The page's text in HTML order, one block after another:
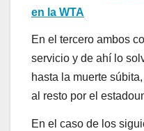
en la WTA
En el tercero ambos
servicio y de ahí lo
hasta la muerte
al resto por el
En el caso de los